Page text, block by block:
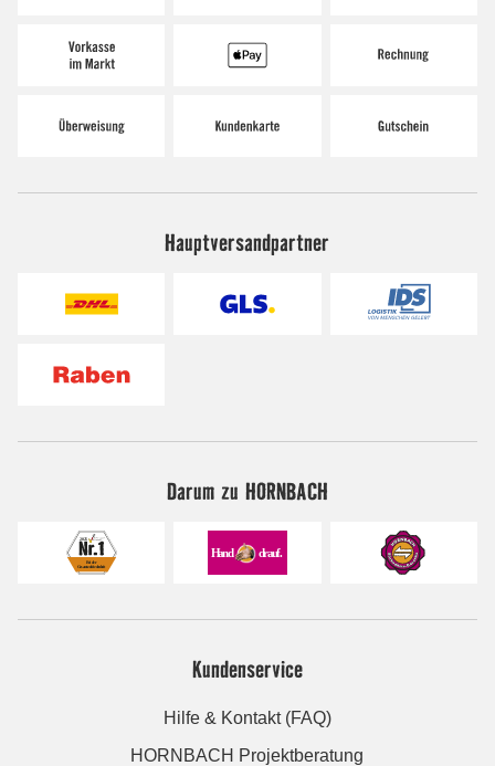
Hauptversandpartner
Darum zu HORNBACH
Kundenservice
Hilfe & Kontakt (FAQ)
HORNBACH Projektberatung